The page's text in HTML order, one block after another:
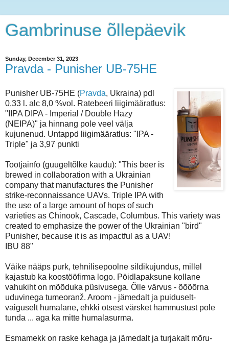
Gambrinuse õllepäevik
Sunday, December 31, 2023
Pravda - Punisher UB-75HE
Punisher UB-75HE (Pravda, Ukraina) pdl
0,33 l. alc 8,0 %vol. Ratebeeri liigimääratlus:
"IIPA DIPA - Imperial / Double Hazy
(NEIPA)" ja hinnang pole veel välja
kujunenud. Untappd liigimääratlus: "IPA -
Triple" ja 3,97 punkti
Tootjainfo (guugeltõlke kaudu): "This beer is
brewed in collaboration with a Ukrainian
company that manufactures the Punisher
strike-reconnaissance UAVs. Triple IPA with
the use of a large amount of hops of such
varieties as Chinook, Cascade, Columbus. This variety was
created to emphasize the power of the Ukrainian "bird"
Punisher, because it is as impactful as a UAV!
IBU 88"
Väike nääps purk, tehnilisepoolne sildikujundus, millel
kajastub ka koostööfirma logo. Pöidlapaksune kollane
vahukiht on mõõduka püsivusega. Õlle värvus - õõõõrna
uduvinega tumeoranž. Aroom - jämedalt ja puiduselt-
vaiguselt humalane, ehkki otsest värsket hammustust pole
tunda ... aga ka mitte humalasurma.
Esmamekk on raske kehaga ja jämedalt ja turjakalt mõru-